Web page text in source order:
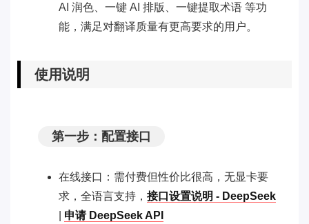
AI 润色、一键 AI 排版、一键提取术语 等功
能，满足对翻译质量有更高要求的用户。
使用说明
第一步：配置接口
在线接口：需付费但性价比很高，无显卡要
求，全语言支持， 接口设置说明 - DeepSeek
申请 DeepSeek API